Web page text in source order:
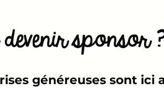
sponsor
généreuses sont ici